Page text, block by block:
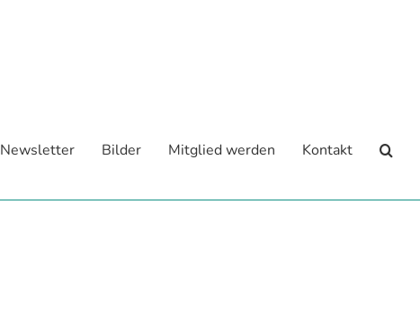
Newsletter Bilder Mitglied werden Kontakt